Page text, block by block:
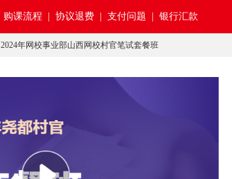
购课流程 | 协议退费 | 支付问题 | 银行汇款
2024年网校事业部山西网校村官笔试套餐班